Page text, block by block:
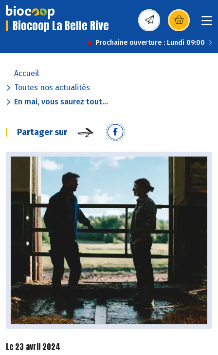
Biocoop La Belle Rive (s’ouvre dans une
Prochaine ouverture : Lundi 09:00
Accueil
Toutes nos actualités
En mai, vous saurez tout...
Partager sur
Le 23 avril 2024